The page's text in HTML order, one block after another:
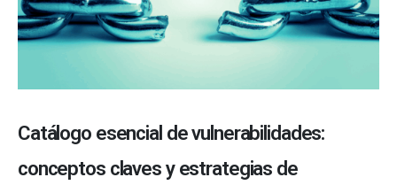
Catálogo esencial de vulnerabilidades:
conceptos claves y estrategias de